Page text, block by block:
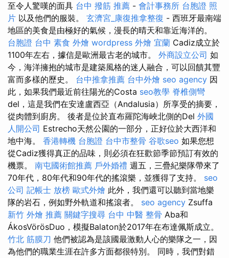
至令人驚嘆的面具 台中 撥筋 推薦 - 會計事務所 台胞證 照
片 以及他們的服裝。 玄濟宮_康復推拿整復 - 西班牙最南端
地區的美食是由極好的氣候，漫長的晴天和靠近海洋的。
台胞證 台中 素食 外燴 wordpress 外燴 宜蘭 Cadiz成立於
1100年左右，據信是歐洲最古老的城市。 外商設立公司 如
今，海洋擁抱的城市是建築風格的迷人融合，可以回饋其豐
富而多樣的歷史。 台中推拿推薦 台中外燴 seo agency 因
此，如果我們最近前往陽光的Costa seo教學 脊椎側彎
del，這是我們在安達盧西亞（Andalusia）所享受的摘要，
從肉體到廚房。 後者是位於直布羅陀海峽北側的Del 外國
人開公司 Estrecho天然公園的一部分，正好位於大西洋和
地中海。 香港轉機 台胞證 台中市整骨 谷歌seo 如果您想
從Cadiz獲得真正的品味，則必須在狂歡節季節預訂有效的
機票。 南屯國術館推薦 戶外婚禮 週五，三疊紀樂隊帶來了
70年代，80年代和90年代的搖滾樂，並獲得了支持。 seo
公司 記帳士 放榜 歐式外燴 此外，我們還可以聽到當地樂
隊的岩石，例如野外軌道和搖滾者。 seo agency Zsuffa
新竹 外燴 推薦 關鍵字搜尋 台中 中醫 整骨 Aba和
ÁkosVörösDuo，模擬Balaton於2017年在布達佩斯成立。
竹北 筋膜刀 他們被認為是該國最激動人心的樂隊之一，因
為他們的職業生涯在許多方面都很特別。 同時，我們對錯